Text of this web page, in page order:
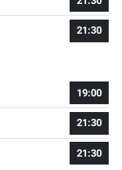
21:30
19:00
21:30
21:30